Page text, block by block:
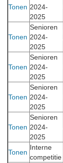
Tonen 2024-
2025
Tonen
Senioren
2024-
2025
Tonen
Senioren
2024-
2025
Tonen
Senioren
2024-
2025
Tonen
Senioren
2024-
2025
Tonen
Interne
competitie